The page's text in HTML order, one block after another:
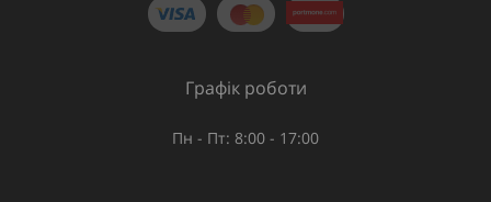
Графік роботи
Пн - Пт: 8:00 - 17:00